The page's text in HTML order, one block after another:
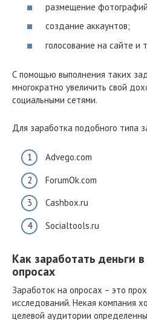
размещение
создание аккаунтов;
голосование на сайте и
С помощью выполнения таких
многократно увеличить свой
социальными сетями.
Для заработка подобного типа
Advego.com
ForumOk.com
Cashbox.ru
Socialtools.ru
Как заработать деньги
опросах
Заработок на опросах – это
исследований. Некая компания
целевой аудитории